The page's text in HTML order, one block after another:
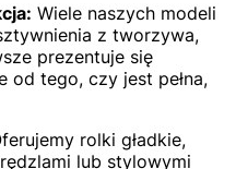
Wiele naszych modeli
z tworzywa,
prezentuje się
od tego, czy jest pełna,
rolki gładkie,
lub stylowymi